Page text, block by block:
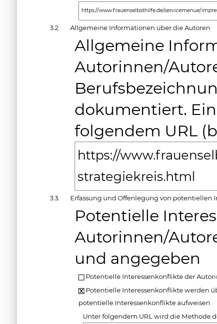
https://www.frauenselbsthilfe.de/servicemenue/
3.2. Allgemeine Informationen über die Autoren
Allgemeine
Autorinnen/
dokumentiert.
folgendem URL
https://
strategiekreis.html
3.3. Erfassung und Offenlegung von potentiellen
Potentielle
Autorinnen/
und angegeben
Potentielle Interessenkonflikte der
Potentielle Interessenkonflikte werden
potentielle Interessenkonflikte aufweisen
Unter folgendem URL wird die Methode